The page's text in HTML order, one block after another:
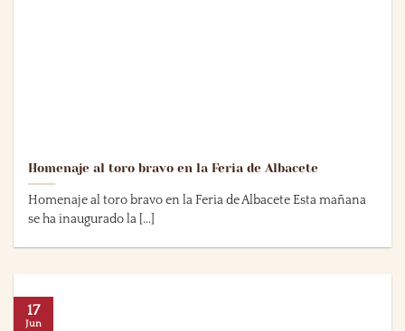
Homenaje al toro bravo en la Feria de Albacete
Homenaje al toro bravo en la Feria de Albacete Esta mañana
se ha inaugurado la [...]
17
Jun